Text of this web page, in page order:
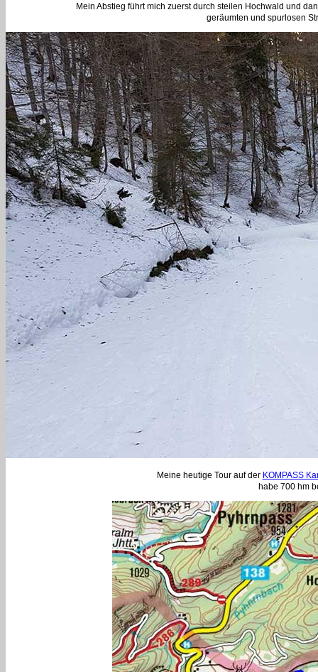
Mein Abstieg führt mich zuerst durch steilen Hochwald und
geräumten und spurlosen
Meine heutige Tour auf der KOMPASS
habe 700 hm